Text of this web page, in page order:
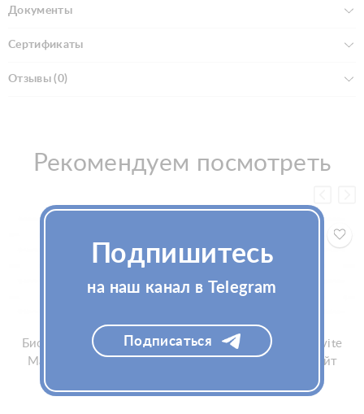
Документы
Сертификаты
Отзывы (0)
Рекомендуем посмотреть
Биоревитализант Invite
Mannitol 5мл (Инвайт
Биоревитализант Invite
Fibroface 5мл (Инвайт
Подпишитесь
на наш канал в Telegram
Подписаться